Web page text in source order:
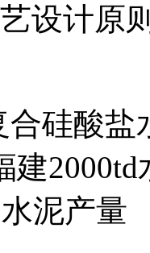
设计原
合硅酸盐
建
泥产量